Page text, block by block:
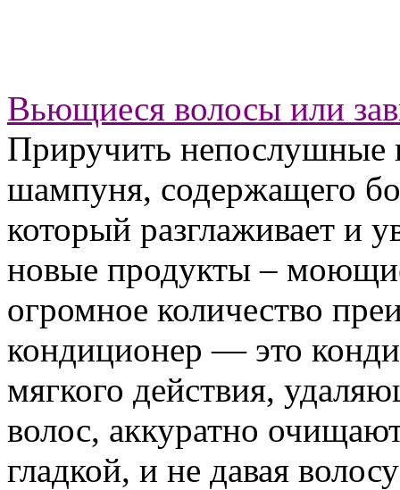
Вьющиеся волосы или
Приручить
шампуня, содержащего
который разглаживает и
новые продукты –
огромное количество
кондиционер — это
мягкого действия,
волос, аккуратно
гладкой, и не давая